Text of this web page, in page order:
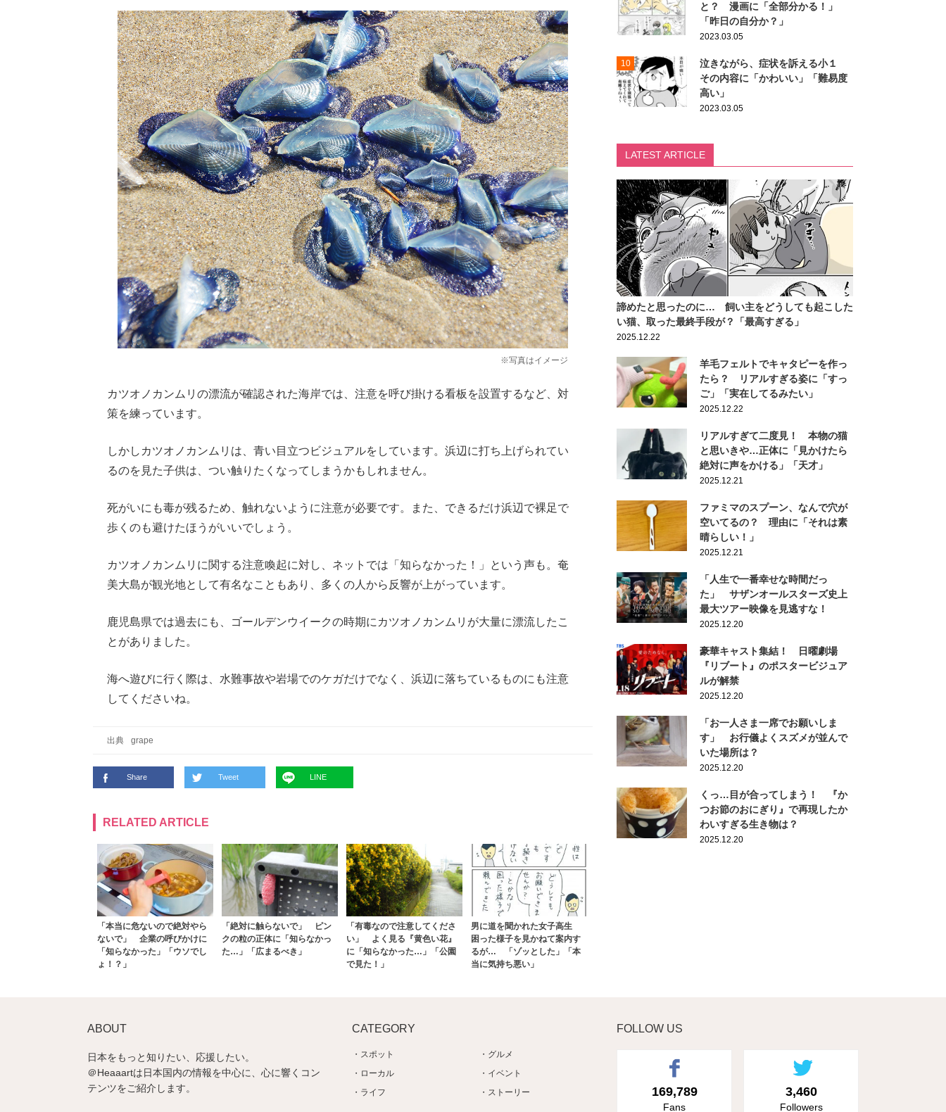
※写真はイメージ
カツオノカンムリの漂流が確認された海岸では、注意を呼び掛ける看板を設置するなど、対
策を練っています。
しかしカツオノカンムリは、青い目立つビジュアルをしています。浜辺に打ち上げられてい
るのを見た子供は、つい触りたくなってしまうかもしれません。
死がいにも毒が残るため、触れないように注意が必要です。また、できるだけ浜辺で裸足で
歩くのも避けたほうがいいでしょう。
カツオノカンムリに関する注意喚起に対し、ネットでは「知らなかった！」という声も。奄
美大島が観光地として有名なこともあり、多くの人から反響が上がっています。
鹿児島県では過去にも、ゴールデンウイークの時期にカツオノカンムリが大量に漂流したこ
とがありました。
海へ遊びに行く際は、水難事故や岩場でのケガだけでなく、浜辺に落ちているものにも注意
してくださいね。
出典 grape
Share Tweet LINE
RELATED ARTICLE
「本当に危ないので絶対やら
ないで」 企業の呼びかけに
「知らなかった」「ウソでし
ょ！？」
「絶対に触らないで」 ピン
クの粒の正体に「知らなかっ
た…」「広まるべき」
「有毒なので注意してくださ
い」 よく見る『黄色い花』
に「知らなかった…」「公園
で見た！」
男に道を聞かれた女子高生
困った様子を見かねて案内す
るが… 「ゾッとした」「本
当に気持ち悪い」
と？ 漫画に「全部分かる！」
「昨日の自分か？」
2023.03.05
10
泣きながら、症状を訴える小１
その内容に「かわいい」「難易度
高い」
2023.03.05
LATEST ARTICLE
諦めたと思ったのに… 飼い主をどうしても起こした
い猫、取った最終手段が？「最高すぎる」
2025.12.22
羊毛フェルトでキャタピーを作っ
たら？ リアルすぎる姿に「すっ
ご」「実在してるみたい」
2025.12.22
リアルすぎて二度見！ 本物の猫
と思いきや…正体に「見かけたら
絶対に声をかける」「天才」
2025.12.21
ファミマのスプーン、なんで穴が
空いてるの？ 理由に「それは素
晴らしい！」
2025.12.21
「人生で一番幸せな時間だっ
た」 サザンオールスターズ史上
最大ツアー映像を見逃すな！
2025.12.20
豪華キャスト集結！ 日曜劇場
『リブート』のポスタービジュア
ルが解禁
2025.12.20
「お一人さま一席でお願いしま
す」 お行儀よくスズメが並んで
いた場所は？
2025.12.20
くっ…目が合ってしまう！ 『か
つお節のおにぎり』で再現したか
わいすぎる生き物は？
2025.12.20
ABOUT
日本をもっと知りたい、応援したい。
＠Heaaartは日本国内の情報を中心に、心に響くコン
テンツをご紹介します。
CATEGORY
スポット
ローカル
ライフ
グルメ
イベント
ストーリー
FOLLOW US
169,789
Fans
3,460
Followers